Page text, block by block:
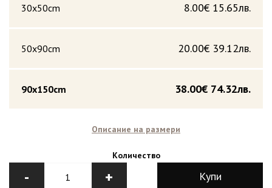
30x50cm 15.65лв.
8.00€
50x90cm 39.12лв.
20.00€
90x150cm 74.32лв.
38.00€
Описание на размери
Количество
- + Купи